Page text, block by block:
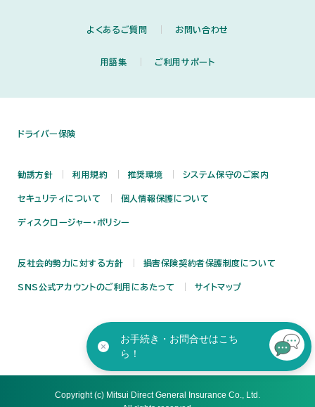
よくあるご質問 お問い合わせ
用語集 ご利用サポート
ドライバー保険
勧誘方針 利用規約 推奨環境 システム保守のご案内
セキュリティについて 個人情報保護について
ディスクロージャー・ポリシー
反社会的勢力に対する方針 損害保険契約者保護制度について
SNS公式アカウントのご利用にあたって サイトマップ
Copyright (c) Mitsui Direct General Insurance Co., Ltd.
お手続き・お問合せはこち
ら！